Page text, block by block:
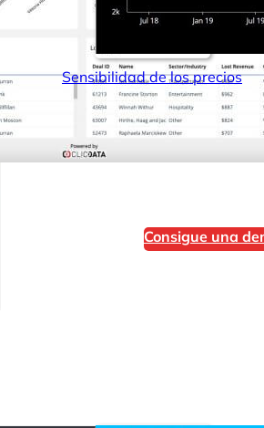
Consigue una
Sensibilidad de los precios